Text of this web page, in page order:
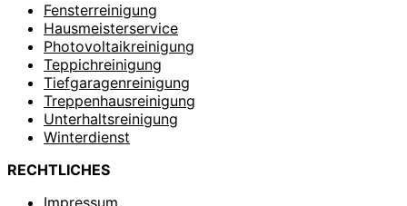
Fensterreinigung
Hausmeisterservice
Photovoltaikreinigung
Teppichreinigung
Tiefgaragenreinigung
Treppenhausreinigung
Unterhaltsreinigung
Winterdienst
RECHTLICHES